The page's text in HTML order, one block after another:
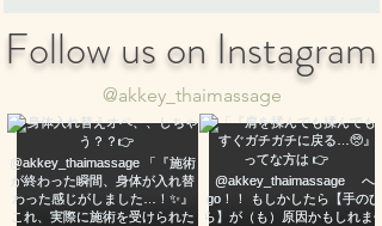
Follow us on Instagram
@akkey_thaimassage